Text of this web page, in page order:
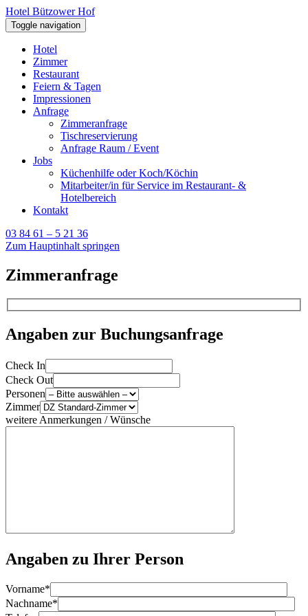
Hotel Bützower Hof
Toggle navigation
Hotel
Zimmer
Restaurant
Feiern & Tagen
Impressionen
Anfrage
Zimmeranfrage
Tischreservierung
Anfrage Raum / Event
Jobs
Küchenhilfe oder Koch/Köchin
Mitarbeiter/in für Service im Restaurant- &
Hotelbereich
Kontakt
03 84 61 – 5 21 36
Zum Hauptinhalt springen
Zimmeranfrage
Angaben zur Buchungsanfrage
Bitte
lasse
dieses
Feld
leer.
Check In
Check Out
Personen
Zimmer
weitere Anmerkungen / Wünsche
Angaben zu Ihrer Person
Vorname*
Nachname*